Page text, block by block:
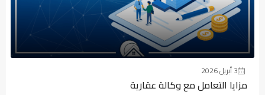
3 أبريل 2026
مزايا التعامل مع وكالة عقارية